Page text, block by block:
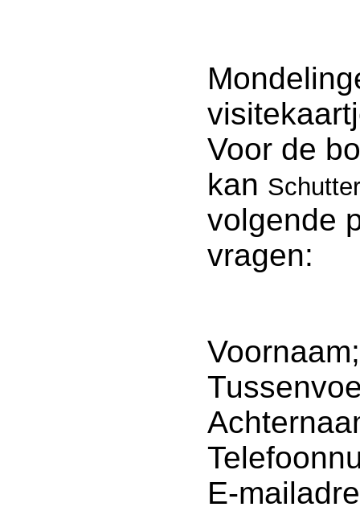
Voor de
kan
volgende
vragen:
Voornaam;
E-